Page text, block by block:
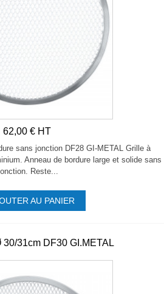
62,00 € HT
sans jonction DF28 GI-METAL Grille à
Anneau de bordure large et solide sans
Reste...
AU PANIER
31cm DF30 GI.METAL